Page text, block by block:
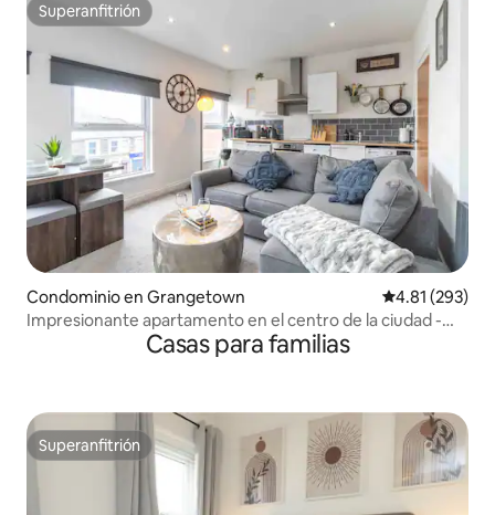
Superanfitrión
Superanfitrión
Condominio en Grangetown Calificación
4.81 (293)
Impresionante apartamento en el centro de la ciudad -
Wifi y estacionamientoCasas para familias
Superanfitrión
Superanfitrión